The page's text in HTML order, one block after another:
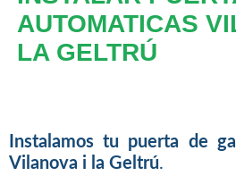
AUTOMATICAS
LA GELTRÚ
Instalamos tu puerta de
Vilanova i la Geltrú.